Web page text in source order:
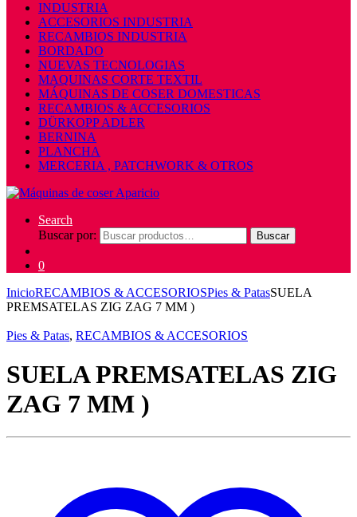
INDUSTRIA
ACCESORIOS INDUSTRIA
RECAMBIOS INDUSTRIA
BORDADO
NUEVAS TECNOLOGIAS
MAQUINAS CORTE TEXTIL
MÁQUINAS DE COSER DOMESTICAS
RECAMBIOS & ACCESORIOS
DÜRKOPP ADLER
BERNINA
PLANCHA
MERCERIA , PATCHWORK & OTROS
Search
Buscar por:
Buscar
0
InicioRECAMBIOS & ACCESORIOSPies & PatasSUELA
PREMSATELAS ZIG ZAG 7 MM )
Pies & Patas, RECAMBIOS & ACCESORIOS
SUELA PREMSATELAS ZIG
ZAG 7 MM )